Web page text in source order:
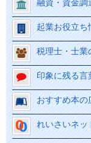
融資・資金調
起業お役立ち
税理士・士業
印象に残る言
おすすめ本の
れいさいネッ